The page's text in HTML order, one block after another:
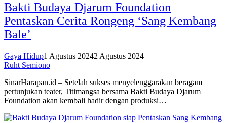
Bakti Budaya Djarum Foundation
Pentaskan Cerita Rongeng ‘Sang Kembang
Bale’
Gaya Hidup1 Agustus 20242 Agustus 2024
Ruht Semiono
SinarHarapan.id – Setelah sukses menyelenggarakan beragam
pertunjukan teater, Titimangsa bersama Bakti Budaya Djarum
Foundation akan kembali hadir dengan produksi…